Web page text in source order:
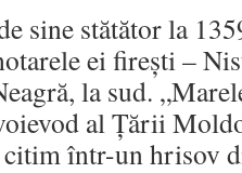
sine stătător la
ei fireşti –
la sud.
al Ţării
într-un hrisov